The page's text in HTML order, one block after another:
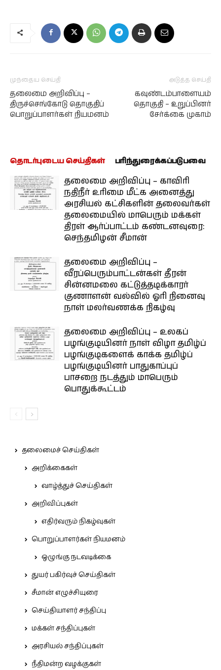
முந்தைய செய்தி
தலைமை அறிவிப்பு –
திருச்செங்கோடு தொகுதிப்
பொறுப்பாளர்கள் நியமனம்
அடுத்த செய்தி
கவுண்டம்பாளையம்
தொகுதி – உறுப்பினர்
சேர்க்கை முகாம்
தொடர்புடைய செய்திகள் பரிந்துரைக்கப்படுபவை
தலைமை அறிவிப்பு – காவிரி
நதிநீர் உரிமை மீட்க அனைத்து
அரசியல் கட்சிகளின் தலைவர்கள்
தலைமையில் மாபெரும் மக்கள்
திரள் ஆர்ப்பாட்டம் கண்டனவுரை:
செந்தமிழன் சீமான்
தலைமை அறிவிப்பு –
வீரப்பெரும்பாட்டன்கள் தீரன்
சின்னமலை கட்டுத்தடிக்காரர்
குணாளன் வல்வில் ஓரி நினைவு
நாள் மலர்வணக்க நிகழ்வு
தலைமை அறிவிப்பு – உலகப்
பழங்குடியினர் நாள் விழா தமிழ்ப்
பழங்குடிகளைக் காக்க தமிழ்ப்
பழங்குடியினர் பாதுகாப்புப்
பாசறை நடத்தும் மாபெரும்
பொதுக்கூட்டம்
தலைமைச் செய்திகள்
அறிக்கைகள்
வாழ்த்துச் செய்திகள்
அறிவிப்புகள்
எதிர்வரும் நிகழ்வுகள்
பொறுப்பாளர்கள் நியமனம்
ஒழுங்கு நடவடிக்கை
துயர் பகிர்வுச் செய்திகள்
சீமான் எழுச்சியுரை
செய்தியாளர் சந்திப்பு
மக்கள் சந்திப்புகள்
அரசியல் சந்திப்புகள்
நீதிமன்ற வழக்குகள்